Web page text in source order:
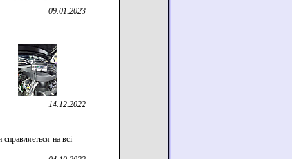
09.01.2023
14.12.2022
на всі